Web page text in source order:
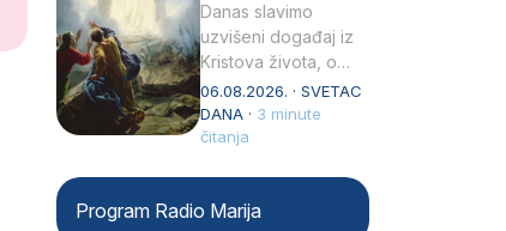
Danas slavimo
uzvišeni događaj iz
Kristova života, o
kojem nas izvješćuju
evanđelisti Matej,
Marko i Luka te sveti
06.08.2026. · SVETAC
DANA · 3 minute
čitanja
Program Radio Marija